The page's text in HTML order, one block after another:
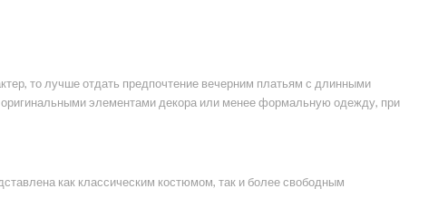
то лучше отдать предпочтение вечерним платьям с длинными
элементами декора или менее формальную одежду, при
как классическим костюмом, так и более свободным